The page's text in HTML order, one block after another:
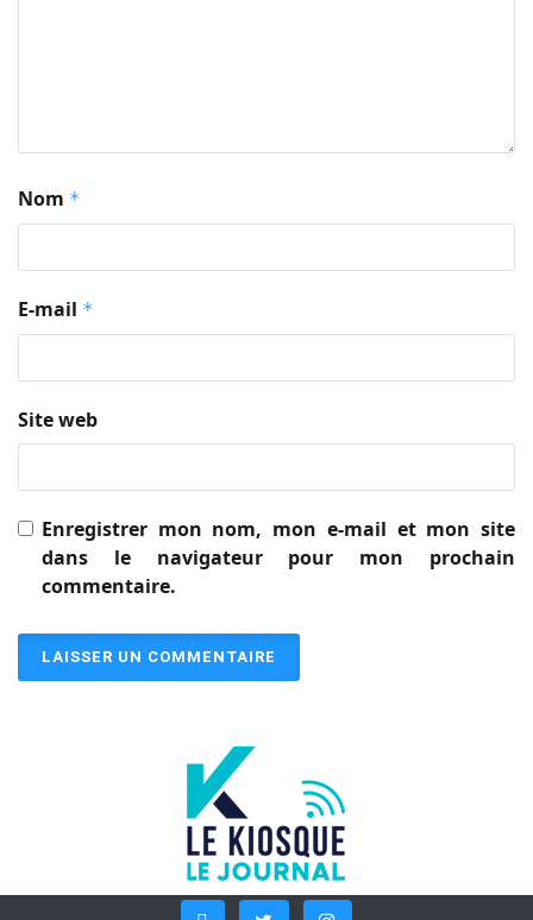
Nom *
E-mail *
Site web
Enregistrer mon nom, mon e-mail et mon site
dans le navigateur pour mon prochain
commentaire.